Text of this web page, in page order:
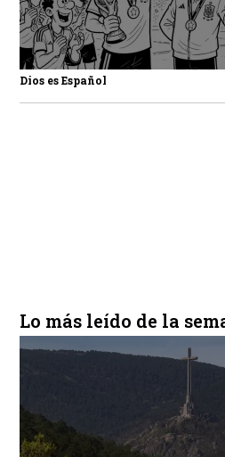
Dios es Español
Lo más leído de la